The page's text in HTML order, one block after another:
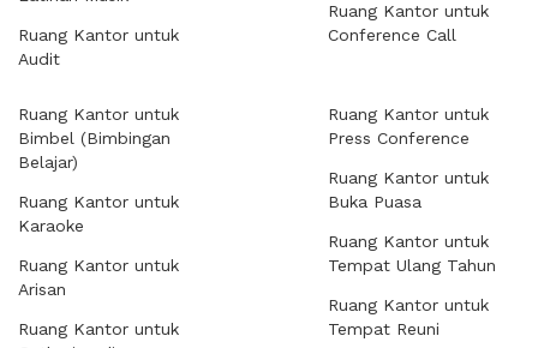
Ruang Kantor untuk
Audit
Ruang Kantor untuk
Conference Call
Ruang Kantor untuk
Bimbel (Bimbingan
Belajar)
Ruang Kantor untuk
Karaoke
Ruang Kantor untuk
Arisan
Ruang Kantor untuk
Ruang Kantor untuk
Press Conference
Ruang Kantor untuk
Buka Puasa
Ruang Kantor untuk
Tempat Ulang Tahun
Ruang Kantor untuk
Tempat Reuni